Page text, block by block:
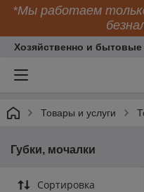
*Мы работаем
Хозяйственно и
Товары и услуги
Губки, мочалки
Сортировка